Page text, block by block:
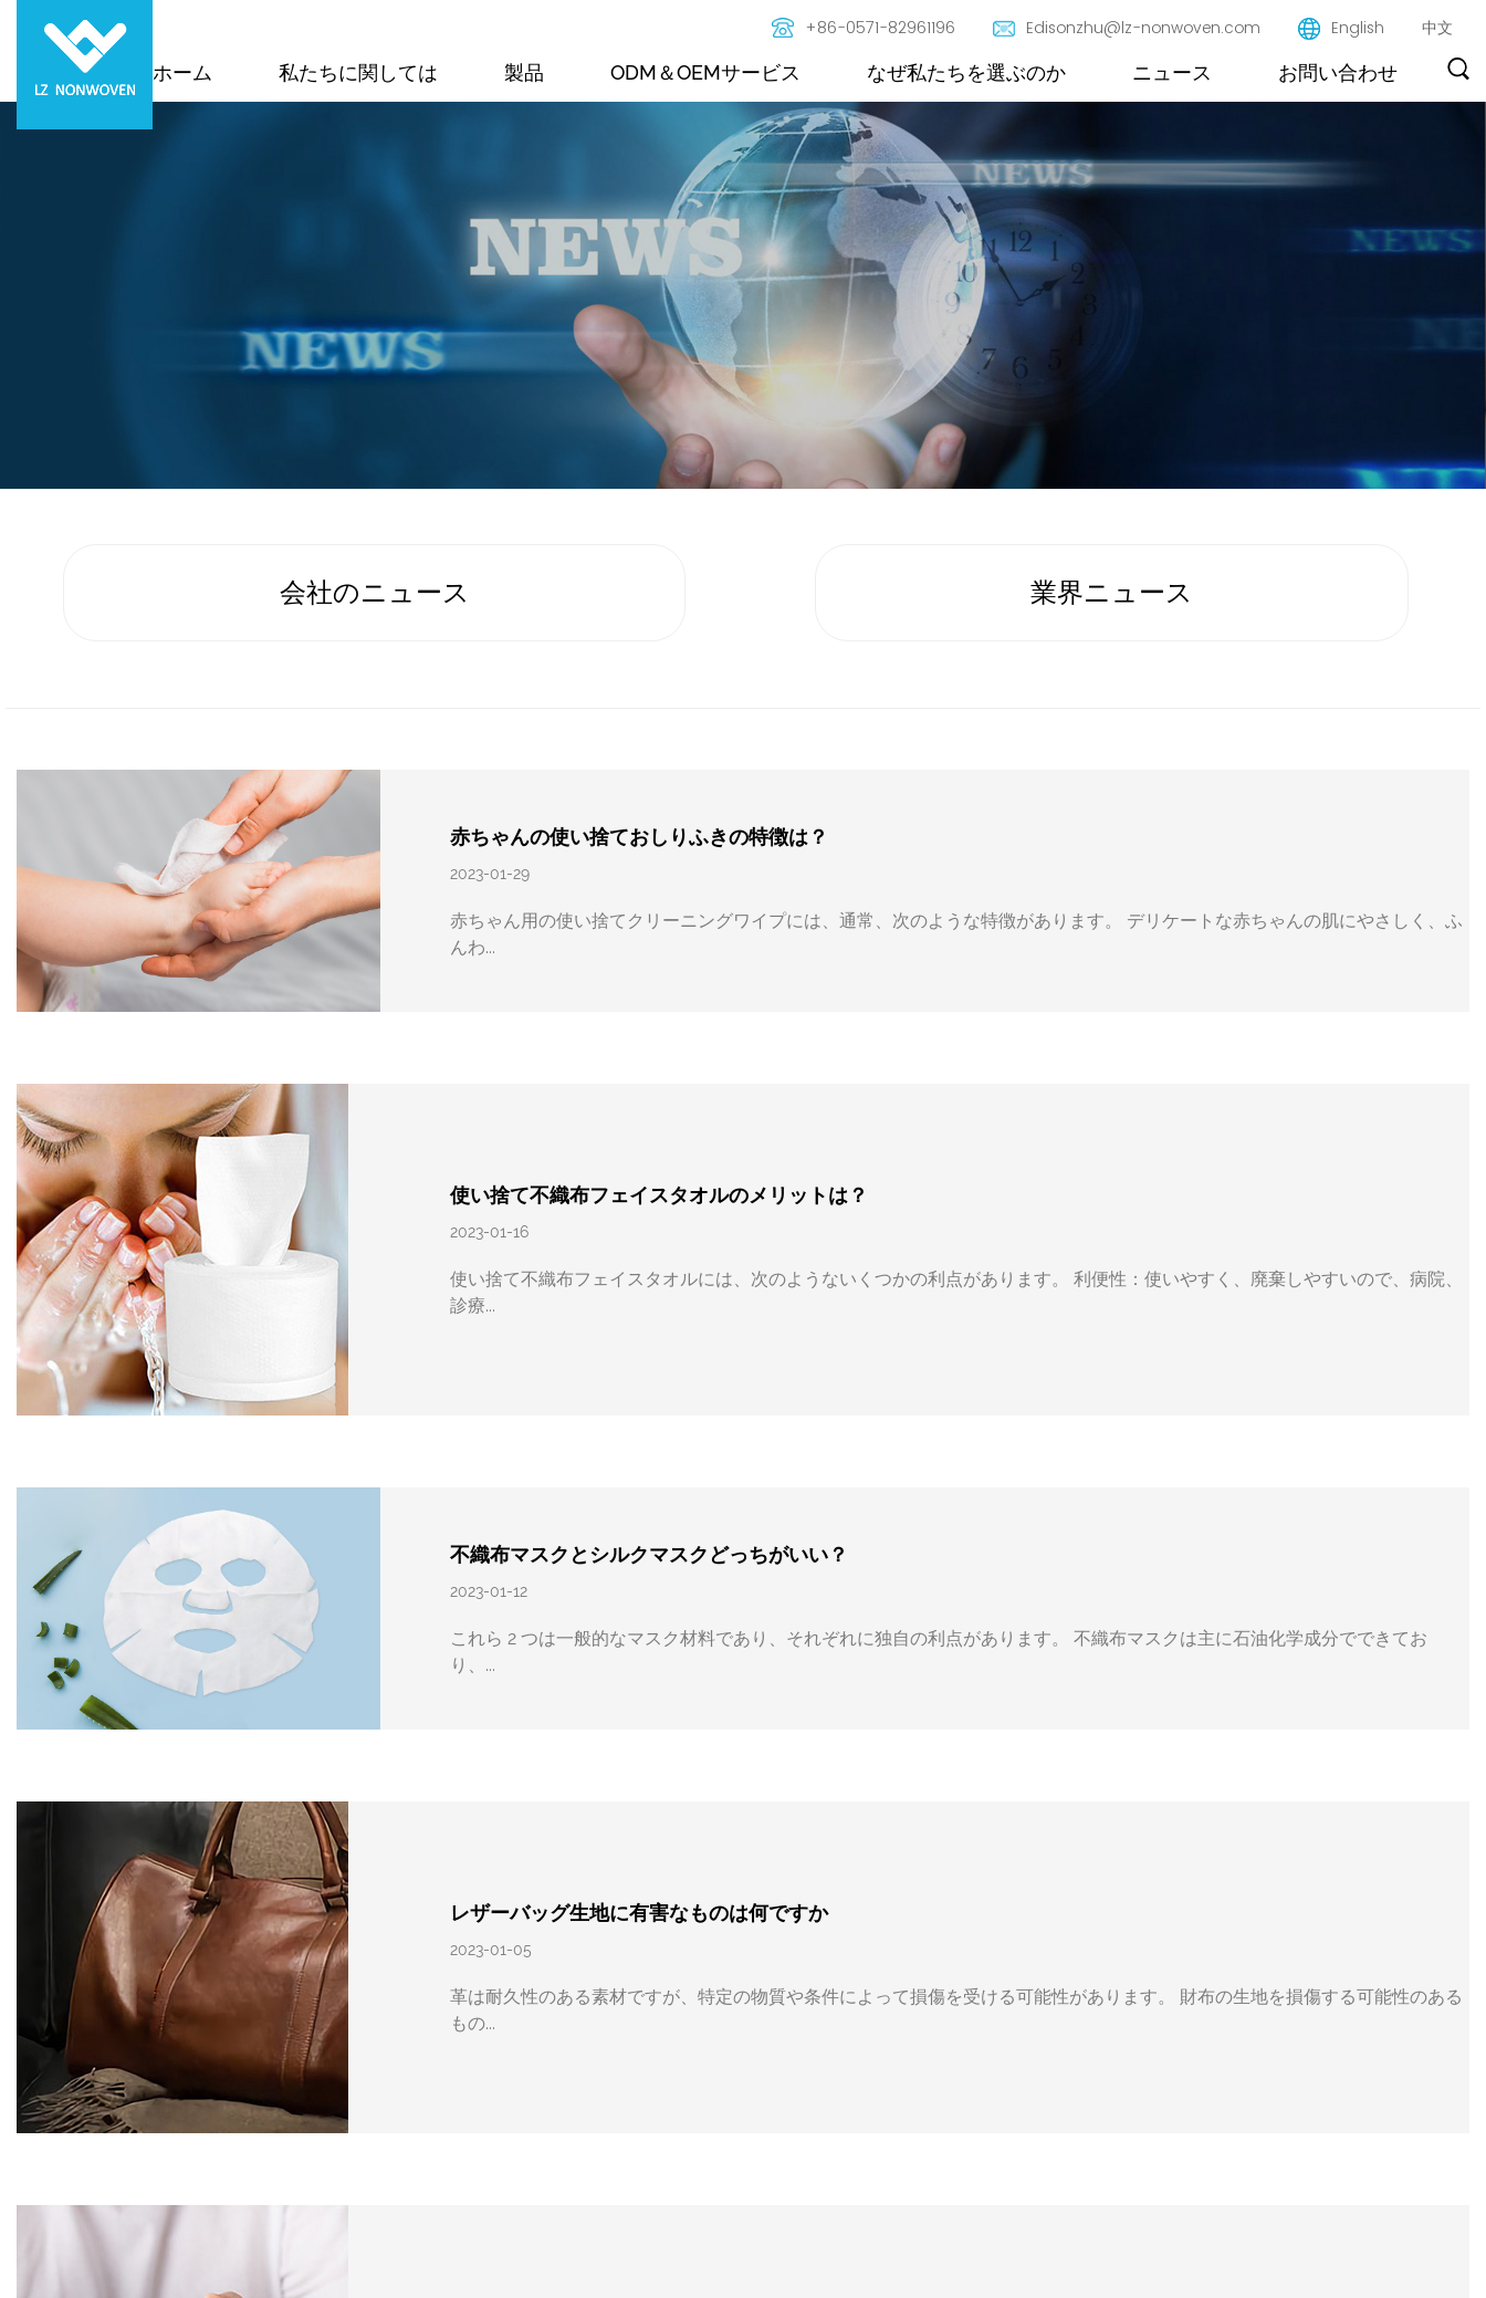
+86-0571-82961196 Edisonzhu@lz-nonwoven.com English 中文
ホーム 私たちに関しては 製品 ODM＆OEMサービス なぜ私たちを選ぶのか ニュース お問い合わせ
会社のニュース 業界ニュース
赤ちゃんの使い捨ておしりふきの特徴は？
2023-01-29
赤ちゃん用の使い捨てクリーニングワイプには、通常、次のような特徴があります。 デリケートな赤ちゃんの肌にやさしく、ふ
んわ...
使い捨て不織布フェイスタオルのメリットは？
2023-01-16
使い捨て不織布フェイスタオルには、次のようないくつかの利点があります。 利便性：使いやすく、廃棄しやすいので、病院、
診療...
不織布マスクとシルクマスクどっちがいい？
2023-01-12
これら 2 つは一般的なマスク材料であり、それぞれに独自の利点があります。 不織布マスクは主に石油化学成分でできてお
り、...
レザーバッグ生地に有害なものは何ですか
2023-01-05
革は耐久性のある素材ですが、特定の物質や条件によって損傷を受ける可能性があります。 財布の生地を損傷する可能性のある
もの...